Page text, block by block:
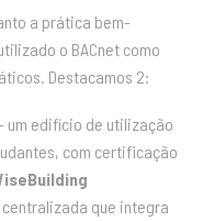
a prática bem-
o BACnet como
Destacamos 2:
um edifício de utilização
com certificação
que integra